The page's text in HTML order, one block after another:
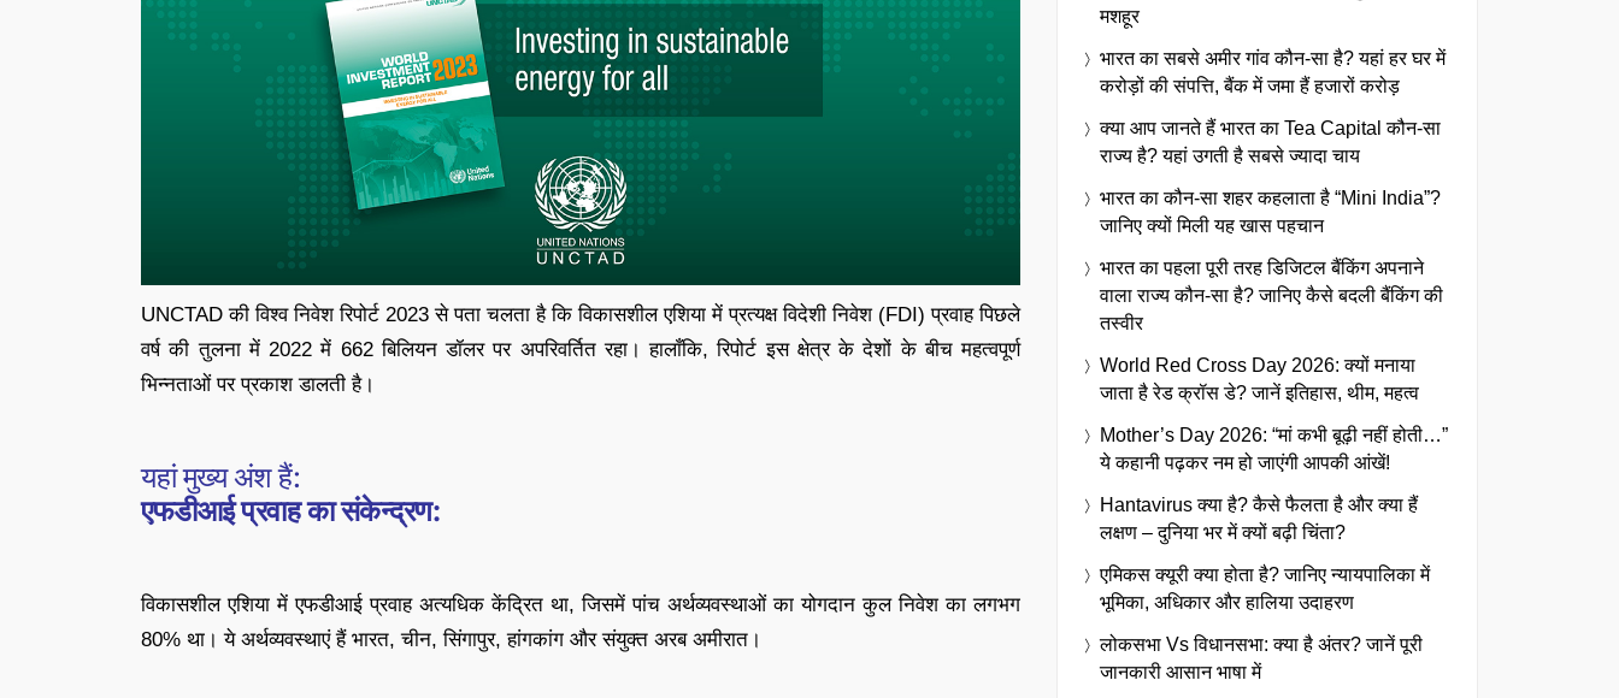
UNCTAD की विश्व निवेश रिपोर्ट 2023 से पता चलता है कि विकासशील एशिया में प्रत्यक्ष विदेशी निवेश (FDI) प्रवाह पिछले
वर्ष की तुलना में 2022 में 662 बिलियन डॉलर पर अपरिवर्तित रहा। हालाँकि, रिपोर्ट इस क्षेत्र के देशों के बीच महत्वपूर्ण
भिन्नताओं पर प्रकाश डालती है।
यहां मुख्य अंश हैं:
एफडीआई प्रवाह का संकेन्द्रण:
विकासशील एशिया में एफडीआई प्रवाह अत्यधिक केंद्रित था, जिसमें पांच अर्थव्यवस्थाओं का योगदान कुल निवेश का लगभग
80% था। ये अर्थव्यवस्थाएं हैं भारत, चीन, सिंगापुर, हांगकांग और संयुक्त अरब अमीरात।
मशहूर
भारत का सबसे अमीर गांव कौन-सा है? यहां हर घर में
करोड़ों की संपत्ति, बैंक में जमा हैं हजारों करोड़
क्या आप जानते हैं भारत का Tea Capital कौन-सा
राज्य है? यहां उगती है सबसे ज्यादा चाय
भारत का कौन-सा शहर कहलाता है “Mini India”?
जानिए क्यों मिली यह खास पहचान
भारत का पहला पूरी तरह डिजिटल बैंकिंग अपनाने
वाला राज्य कौन-सा है? जानिए कैसे बदली बैंकिंग की
तस्वीर
World Red Cross Day 2026: क्यों मनाया
जाता है रेड क्रॉस डे? जानें इतिहास, थीम, महत्व
Mother’s Day 2026: “मां कभी बूढ़ी नहीं होती…”
ये कहानी पढ़कर नम हो जाएंगी आपकी आंखें!
Hantavirus क्या है? कैसे फैलता है और क्या हैं
लक्षण – दुनिया भर में क्यों बढ़ी चिंता?
एमिकस क्यूरी क्या होता है? जानिए न्यायपालिका में
भूमिका, अधिकार और हालिया उदाहरण
लोकसभा Vs विधानसभा: क्या है अंतर? जानें पूरी
जानकारी आसान भाषा में